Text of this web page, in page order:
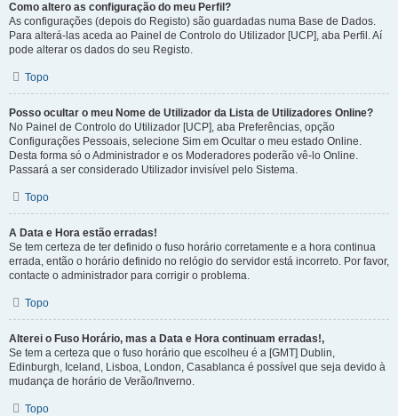
Como altero as configuração do meu Perfil?
As configurações (depois do Registo) são guardadas numa Base de Dados.
Para alterá-las aceda ao Painel de Controlo do Utilizador [UCP], aba Perfil. Aí
pode alterar os dados do seu Registo.
Topo
Posso ocultar o meu Nome de Utilizador da Lista de Utilizadores Online?
No Painel de Controlo do Utilizador [UCP], aba Preferências, opção
Configurações Pessoais, selecione Sim em Ocultar o meu estado Online.
Desta forma só o Administrador e os Moderadores poderão vê-lo Online.
Passará a ser considerado Utilizador invisível pelo Sistema.
Topo
A Data e Hora estão erradas!
Se tem certeza de ter definido o fuso horário corretamente e a hora continua
errada, então o horário definido no relógio do servidor está incorreto. Por favor,
contacte o administrador para corrigir o problema.
Topo
Alterei o Fuso Horário, mas a Data e Hora continuam erradas!,
Se tem a certeza que o fuso horário que escolheu é a [GMT] Dublin,
Edinburgh, Iceland, Lisboa, London, Casablanca é possível que seja devido à
mudança de horário de Verão/Inverno.
Topo